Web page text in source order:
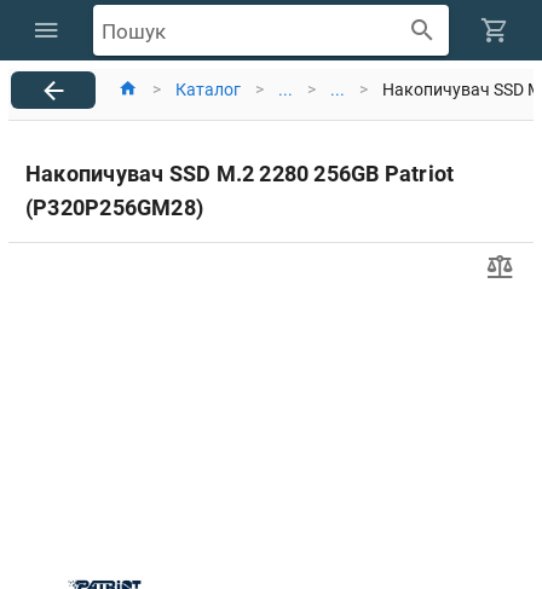
Пошук
> Каталог > ... > ... > Накопичувач SSD
Накопичувач SSD M.2 2280 256GB Patriot
(P320P256GM28)